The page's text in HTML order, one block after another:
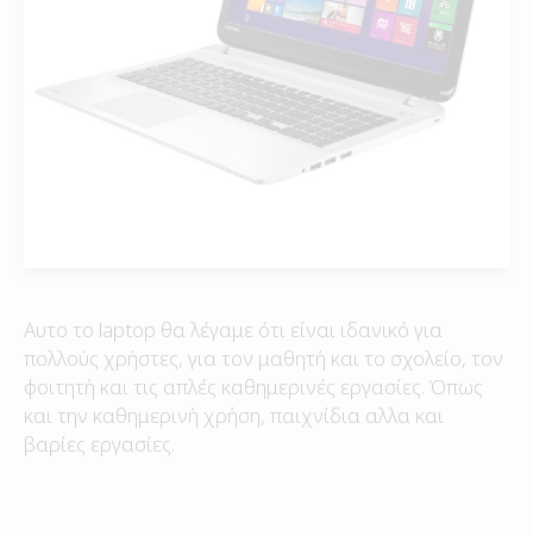
Αυτο το laptop θα λέγαμε ότι είναι ιδανικό για
πολλούς χρήστες, για τον μαθητή και το σχολείο, τον
φοιτητή και τις απλές καθημερινές εργασίες. Όπως
και την καθημερινή χρήση, παιχνίδια αλλα και
βαρίες εργασίες.